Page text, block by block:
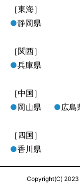
［東海］
●静岡県
［関西］
●兵庫県
［中国］
●岡山県 ●広島
［四国］
●香川県
Copyright(C) 2023